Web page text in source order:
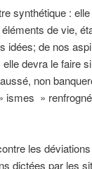
synthétique :
de vie,
idées; de nos
devra le faire
non
ismes »
les
dictées par les